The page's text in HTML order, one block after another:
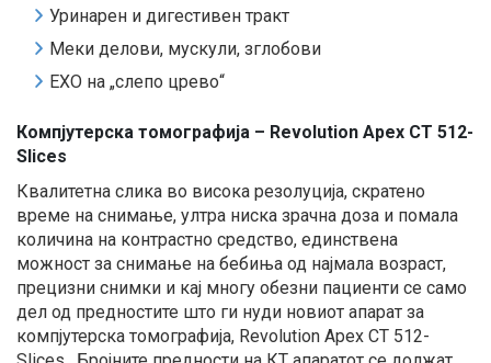
Уринарен и дигестивен тракт
Меки делови, мускули, зглобови
ЕХО на „слепо црево“
Компјутерска томографија – Revolution Apex CT 512-
Slices
Квалитетна слика во висока резолуција, скратено
време на снимање, ултра ниска зрачна доза и помала
количина на контрастно средство, единствена
можност за снимање на бебиња од најмала возраст,
прецизни снимки и кај многу обезни пациенти се само
дел од предностите што ги нуди новиот апарат за
компјутерска томографија, Revolution Apex CT 512-